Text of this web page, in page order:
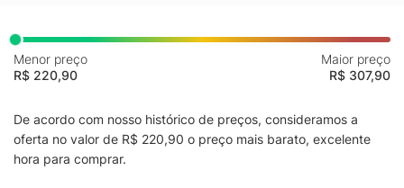
Menor preço
R$ 220,90
Maior preço
R$ 307,90
De acordo com nosso histórico de preços, consideramos a
oferta no valor de R$ 220,90 o preço mais barato, excelente
hora para comprar.